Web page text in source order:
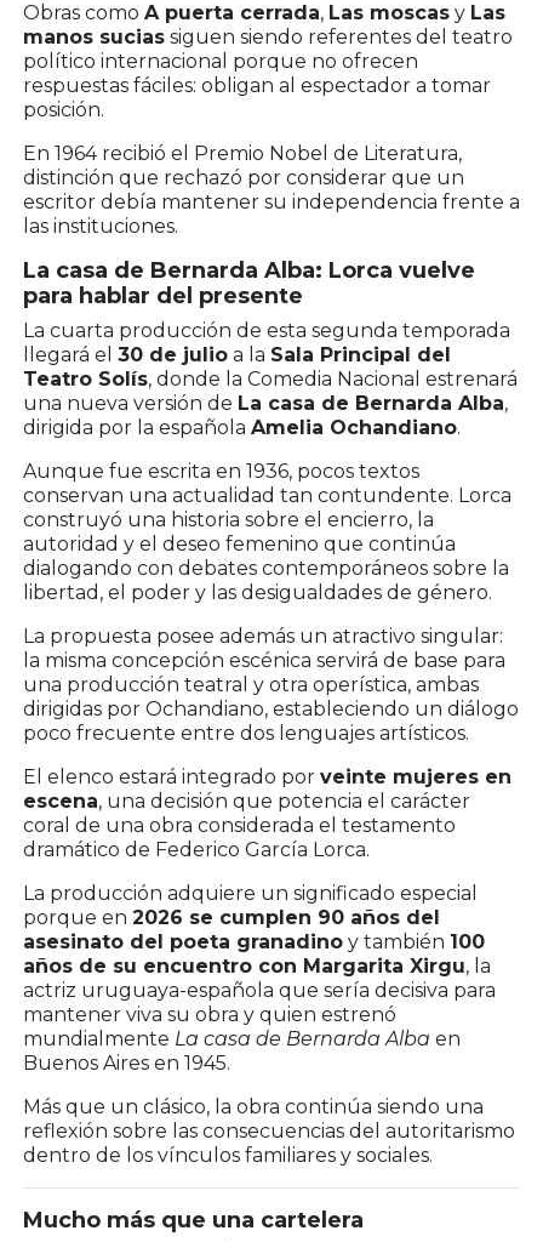
Obras como A puerta cerrada, Las moscas y Las
manos sucias siguen siendo referentes del teatro
político internacional porque no ofrecen
respuestas fáciles: obligan al espectador a tomar
posición.
En 1964 recibió el Premio Nobel de Literatura,
distinción que rechazó por considerar que un
escritor debía mantener su independencia frente a
las instituciones.
La casa de Bernarda Alba: Lorca vuelve
para hablar del presente
La cuarta producción de esta segunda temporada
llegará el 30 de julio a la Sala Principal del
Teatro Solís, donde la Comedia Nacional estrenará
una nueva versión de La casa de Bernarda Alba,
dirigida por la española Amelia Ochandiano.
Aunque fue escrita en 1936, pocos textos
conservan una actualidad tan contundente. Lorca
construyó una historia sobre el encierro, la
autoridad y el deseo femenino que continúa
dialogando con debates contemporáneos sobre la
libertad, el poder y las desigualdades de género.
La propuesta posee además un atractivo singular:
la misma concepción escénica servirá de base para
una producción teatral y otra operística, ambas
dirigidas por Ochandiano, estableciendo un diálogo
poco frecuente entre dos lenguajes artísticos.
El elenco estará integrado por veinte mujeres en
escena, una decisión que potencia el carácter
coral de una obra considerada el testamento
dramático de Federico García Lorca.
La producción adquiere un significado especial
porque en 2026 se cumplen 90 años del
asesinato del poeta granadino y también 100
años de su encuentro con Margarita Xirgu, la
actriz uruguaya-española que sería decisiva para
mantener viva su obra y quien estrenó
mundialmente La casa de Bernarda Alba en
Buenos Aires en 1945.
Más que un clásico, la obra continúa siendo una
reflexión sobre las consecuencias del autoritarismo
dentro de los vínculos familiares y sociales.
Mucho más que una cartelera